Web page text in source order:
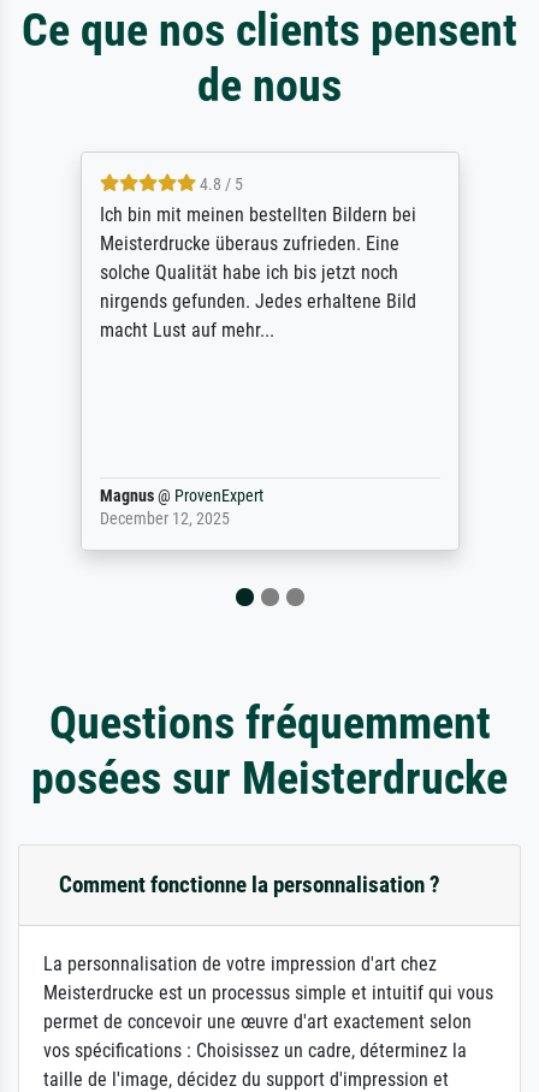
Ce que nos clients pensent
de nous
4.8 / 5
Ich bin mit meinen bestellten Bildern bei
Meisterdrucke überaus zufrieden. Eine
solche Qualität habe ich bis jetzt noch
nirgends gefunden. Jedes erhaltene Bild
macht Lust auf mehr...
Magnus@ ProvenExpert
December 12, 2025
Questions fréquemment
posées sur Meisterdrucke
Comment fonctionne la personnalisation ?
La personnalisation de votre impression d'art chez
Meisterdrucke est un processus simple et intuitif qui vous
permet de concevoir une œuvre d'art exactement selon
vos spécifications : Choisissez un cadre, déterminez la
taille de l'image, décidez du support d'impression et